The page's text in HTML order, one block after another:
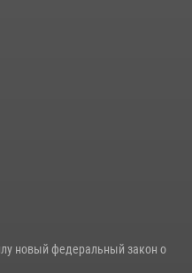
(ВИДЕО)
новый федеральный закон о